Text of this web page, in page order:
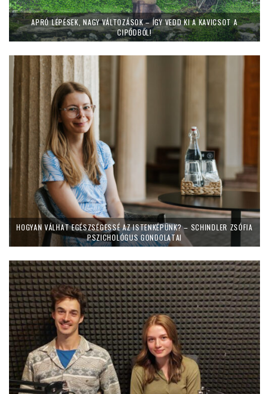
APRÓ LÉPÉSEK, NAGY VÁLTOZÁSOK – ÍGY VEDD KI A KAVICSOT A
CIPŐDBŐL!
HOGYAN VÁLHAT EGÉSZSÉGESSÉ AZ ISTENKÉPÜNK? – SCHINDLER ZSÓFIA
PSZICHOLÓGUS GONDOLATAI